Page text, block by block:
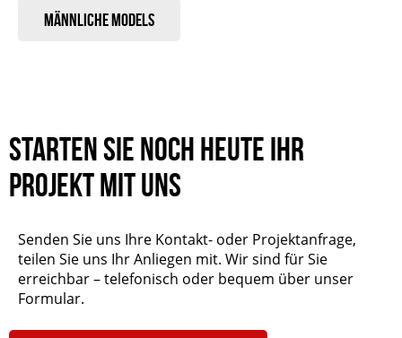
Männliche Models
Starten Sie noch heute Ihr
Projekt mit uns
Senden Sie uns Ihre Kontakt- oder Projektanfrage,
teilen Sie uns Ihr Anliegen mit. Wir sind für Sie
erreichbar – telefonisch oder bequem über unser
Formular.